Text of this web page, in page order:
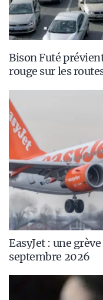
Bison Futé
rouge sur les
EasyJet : une
septembre 2026